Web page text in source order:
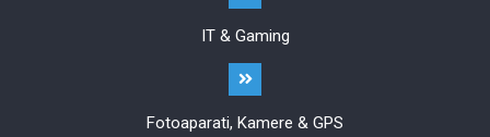
IT & Gaming
Fotoaparati, Kamere & GPS